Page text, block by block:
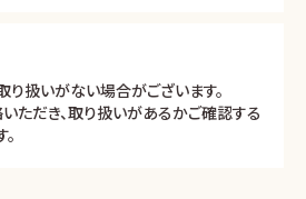
り扱いがない場合がございます。
ただき、取り扱いがあるかご確認する